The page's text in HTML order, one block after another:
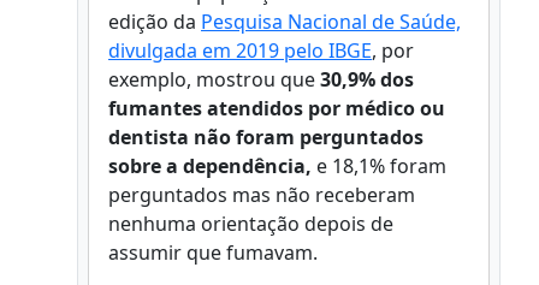
edição da Pesquisa Nacional de Saúde,
divulgada em 2019 pelo IBGE, por
exemplo, mostrou que30,9% dos
fumantes atendidos por médico ou
dentista não foram perguntados
sobre a dependência, e 18,1% foram
perguntados mas não receberam
nenhuma orientação depois de
assumir que fumavam.